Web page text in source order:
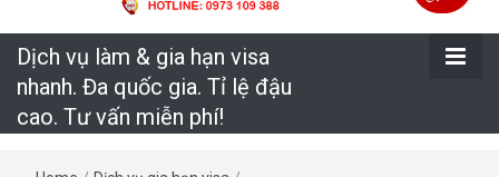
gia hạn visa
nhanh. Đa
quốc gia. Tỉ lệ
Dịch vụ làm & gia hạn visa
nhanh. Đa quốc gia. Tỉ lệ đậu
cao. Tư vấn miễn phí!